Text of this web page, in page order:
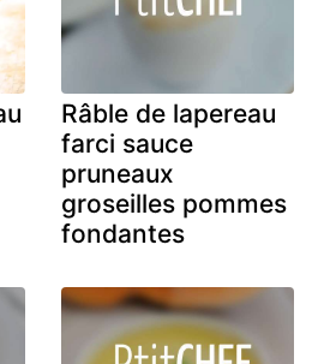
Râble de lapereau
farci sauce
pruneaux
groseilles pommes
fondantes